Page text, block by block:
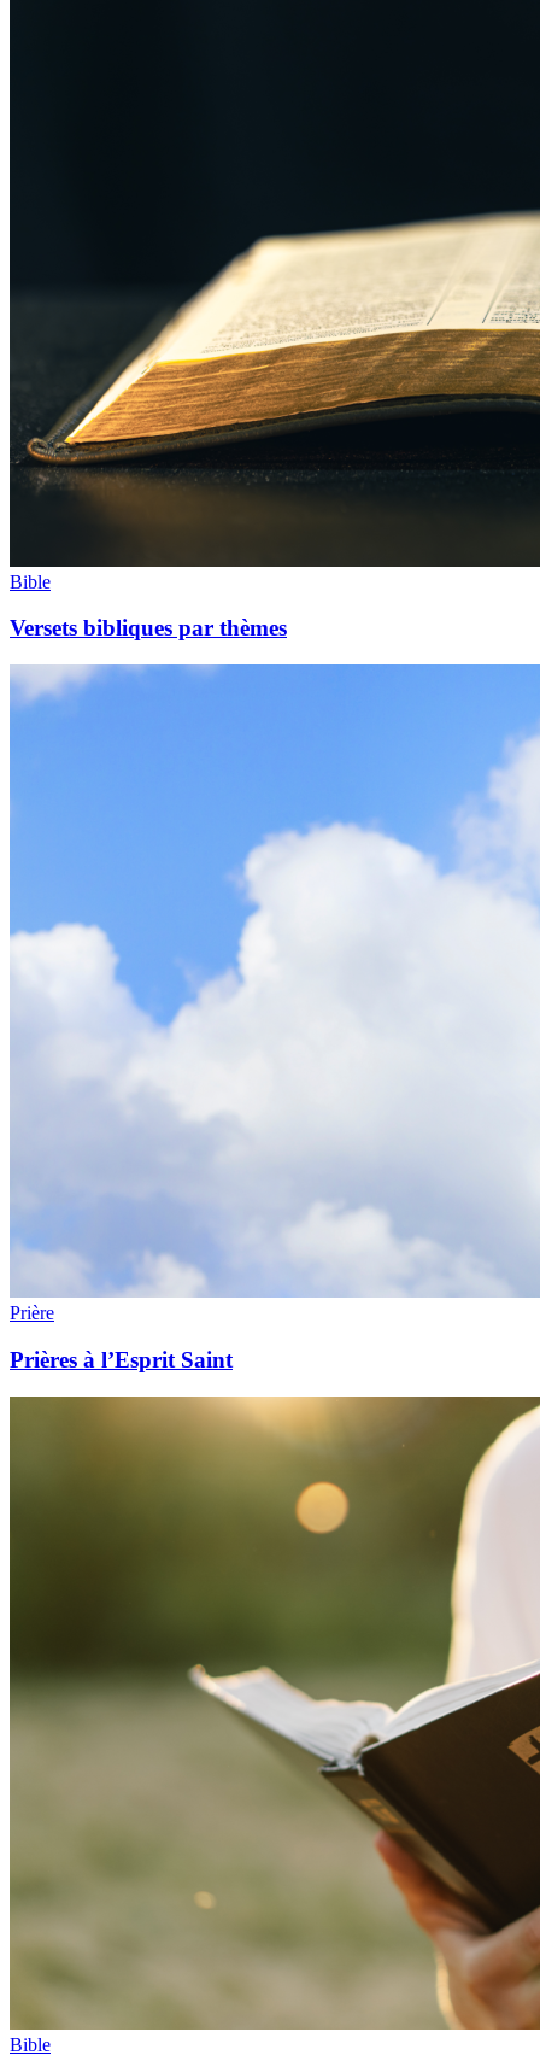
Bible
Versets bibliques par thèmes
Prière
Prières à l’Esprit Saint
Bible